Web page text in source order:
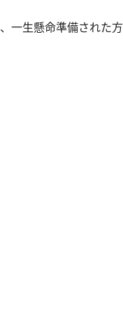
一生懸命準備された